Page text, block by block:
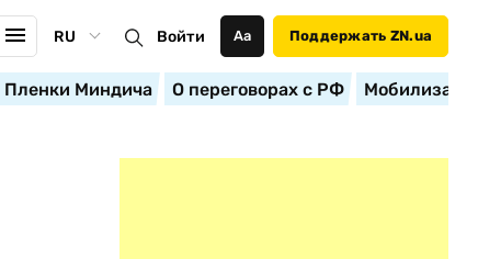
RU Войти Аа Поддержать ZN.ua
Пленки Миндича О переговорах с РФ